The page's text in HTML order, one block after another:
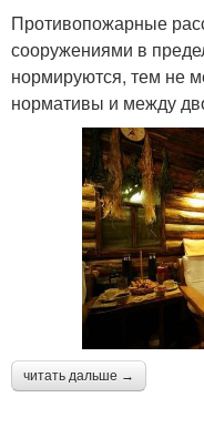
Противопожарные
сооружениями в
нормируются, тем не
нормативы и между
читать дальше →